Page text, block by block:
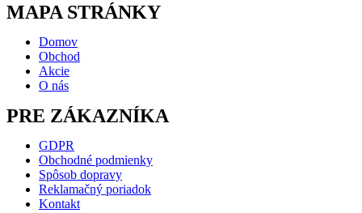
MAPA STRÁNKY
Domov
Obchod
Akcie
O nás
PRE ZÁKAZNÍKA
GDPR
Obchodné podmienky
Spôsob dopravy
Reklamačný poriadok
Kontakt